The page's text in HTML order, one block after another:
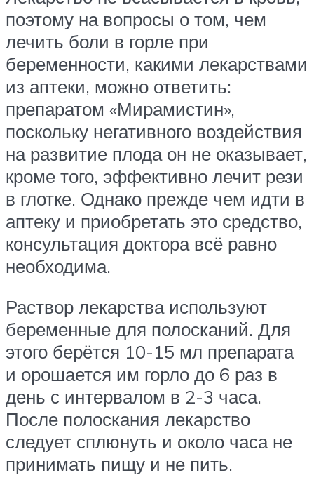
поэтому на вопросы о том, чем
лечить боли в горле при
беременности, какими лекарствами
из аптеки, можно ответить:
препаратом «Мирамистин»,
поскольку негативного воздействия
на развитие плода он не оказывает,
кроме того, эффективно лечит рези
в глотке. Однако прежде чем идти в
аптеку и приобретать это средство,
консультация доктора всё равно
необходима.
Раствор лекарства используют
беременные для полосканий. Для
этого берётся 10-15 мл препарата
и орошается им горло до 6 раз в
день с интервалом в 2-3 часа.
После полоскания лекарство
следует сплюнуть и около часа не
принимать пищу и не пить.